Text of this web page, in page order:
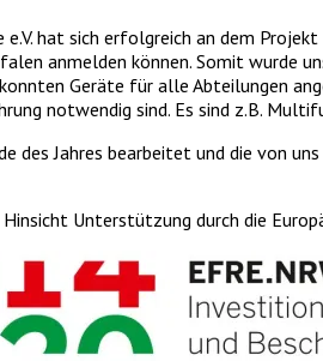
e.V. hat sich erfolgreich an dem
anmelden können. Somit wurde
Geräte für alle Abteilungen
notwendig sind. Es sind z.B.
des Jahres bearbeitet und die von
Unterstützung durch die